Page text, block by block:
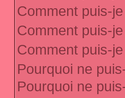
Comment puis-
Comment puis-
Comment puis-
Pourquoi ne
Pourquoi ne